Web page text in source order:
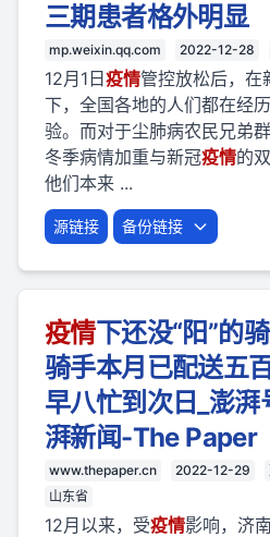
三期患者格外明显
mp.weixin.qq.com 2022-12-28
12月1日 疫情管控放松后，在
下，全国各地的人们都在经
验。而对于尘肺病农民兄弟
冬季病情加重与新冠疫情的
他们本来 ...
源链接 备份链接
疫情下还没“阳”的
骑手本月已配送五
早八忙到次日_澎湃
湃新闻-The Paper
www.thepaper.cn 2022-12-29
山东省
12月以来，受疫情影响，济